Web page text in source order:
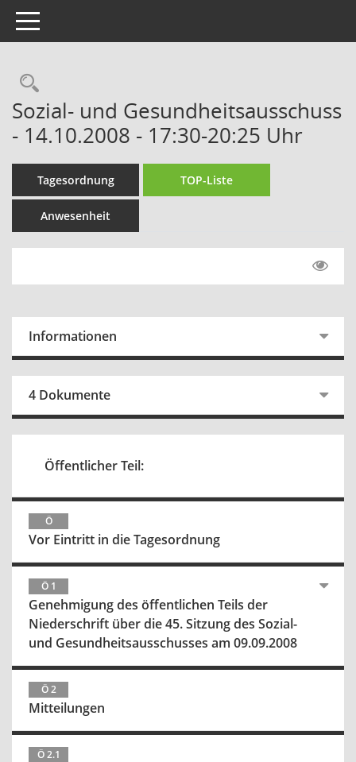
Toggle navigation
Rechercheauswahl
Sozial- und Gesundheitsausschuss
- 14.10.2008 - 17:30-20:25 Uhr
Tagesordnung TOP-Liste
Anwesenheit
Informationen
4 Dokumente
Öffentlicher Teil:
Ö
Vor Eintritt in die Tagesordnung
Ö 1
Genehmigung des öffentlichen Teils der
Niederschrift über die 45. Sitzung des Sozial-
und Gesundheitsausschusses am 09.09.2008
Ö 2
Mitteilungen
Ö 2.1